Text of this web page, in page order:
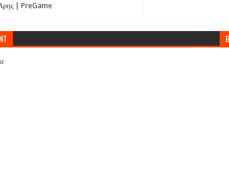
| PreGame